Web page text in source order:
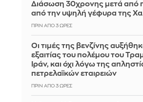
Διάσωση 30χρονης μετά από
από την υψηλή γέφυρα της
ΠΡΙΝ ΑΠΌ 3 ΏΡΕΣ
Οι τιμές της βενζίνης
εξαιτίας του πολέμου του
Ιράν, και όχι λόγω της
πετρελαϊκών εταιρειών
ΠΡΙΝ ΑΠΌ 3 ΏΡΕΣ